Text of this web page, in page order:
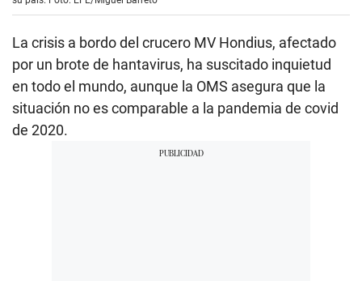
La crisis a bordo del crucero MV Hondius, afectado
por un brote de hantavirus, ha suscitado inquietud
en todo el mundo, aunque la OMS asegura que la
situación no es comparable a la pandemia de covid
de 2020.